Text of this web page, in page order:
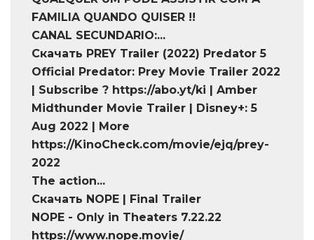
FAMILIA QUANDO QUISER !!
CANAL SECUNDARIO:...
Скачать PREY Trailer (2022) Predator 5
Official Predator: Prey Movie Trailer 2022
| Subscribe ? https://abo.yt/ki | Amber
Midthunder Movie Trailer | Disney+: 5
Aug 2022 | More
https://KinoCheck.com/movie/ejq/prey-
2022
The action...
Скачать NOPE | Final Trailer
NOPE - Only in Theaters 7.22.22
https://www.nope.movie/